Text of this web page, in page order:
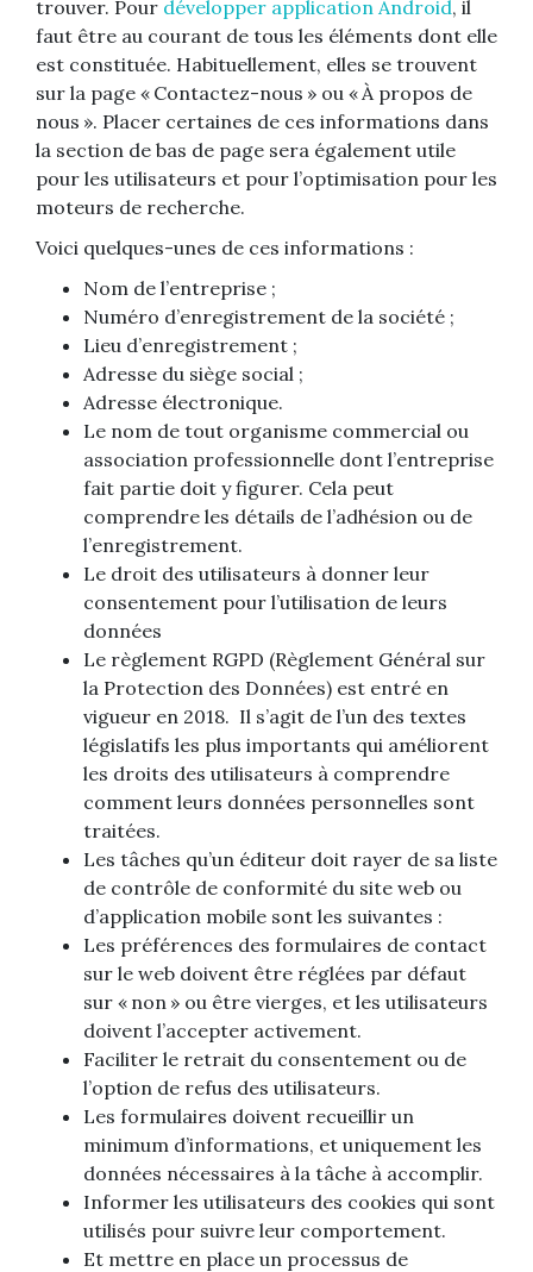
trouver. Pour développer application Android, il
faut être au courant de tous les éléments dont elle
est constituée. Habituellement, elles se trouvent
sur la page « Contactez-nous » ou « À propos de
nous ». Placer certaines de ces informations dans
la section de bas de page sera également utile
pour les utilisateurs et pour l’optimisation pour les
moteurs de recherche.
Voici quelques-unes de ces informations :
Nom de l’entreprise ;
Numéro d’enregistrement de la société ;
Lieu d’enregistrement ;
Adresse du siège social ;
Adresse électronique.
Le nom de tout organisme commercial ou
association professionnelle dont l’entreprise
fait partie doit y figurer. Cela peut
comprendre les détails de l’adhésion ou de
l’enregistrement.
Le droit des utilisateurs à donner leur
consentement pour l’utilisation de leurs
données
Le règlement RGPD (Règlement Général sur
la Protection des Données) est entré en
vigueur en 2018. Il s’agit de l’un des textes
législatifs les plus importants qui améliorent
les droits des utilisateurs à comprendre
comment leurs données personnelles sont
traitées.
Les tâches qu’un éditeur doit rayer de sa liste
de contrôle de conformité du site web ou
d’application mobile sont les suivantes :
Les préférences des formulaires de contact
sur le web doivent être réglées par défaut
sur « non » ou être vierges, et les utilisateurs
doivent l’accepter activement.
Faciliter le retrait du consentement ou de
l’option de refus des utilisateurs.
Les formulaires doivent recueillir un
minimum d’informations, et uniquement les
données nécessaires à la tâche à accomplir.
Informer les utilisateurs des cookies qui sont
utilisés pour suivre leur comportement.
Et mettre en place un processus de